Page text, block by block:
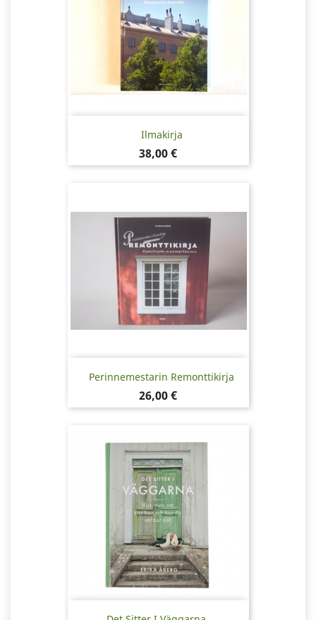
Ilmakirja
Pris
38,00 €
Perinnemestarin Remonttikirja
Pris
26,00 €